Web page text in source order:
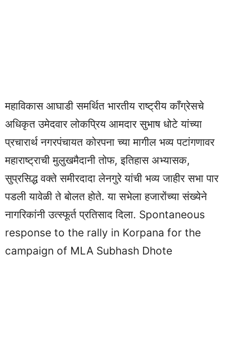
महाविकास आघाडी समर्थित भारतीय राष्ट्रीय काँग्रेसचे
अधिकृत उमेदवार लोकप्रिय आमदार सुभाष धोटे यांच्या
प्रचारार्थ नगरपंचायत कोरपना च्या मागील भव्य पटांगणावर
महाराष्ट्राची मुलुखमैदानी तोफ, इतिहास अभ्यासक,
सुप्रसिद्ध वक्ते समीरदादा लेनगुरे यांची भव्य जाहीर सभा पार
पडली यावेळी ते बोलत होते. या सभेला हजारोंच्या संख्येने
नागरिकांनी उत्स्फूर्त प्रतिसाद दिला. Spontaneous
response to the rally in Korpana for the
campaign of MLA Subhash Dhote